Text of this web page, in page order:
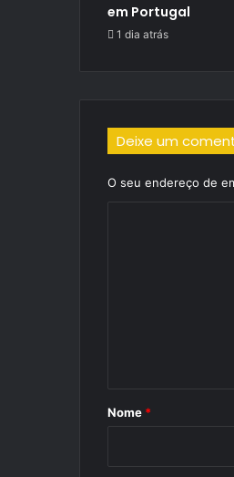
em Portugal
1 dia atrás
Deixe um
O seu endereço de
r
Nome *